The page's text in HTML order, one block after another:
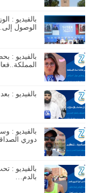
بالفيديو :
الوصول
بالفيديو :
بالفيديو :
بالفيديو :
دوري
بالفيديو :
بالدم…